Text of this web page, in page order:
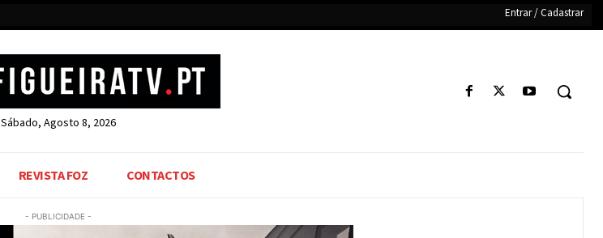
Entrar / Cadastrar
Sábado, Agosto 8, 2026
REVISTA FOZ CONTACTOS
- PUBLICIDADE -